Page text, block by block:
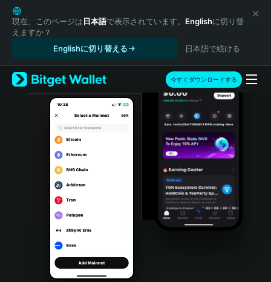
English
日本語
Tiếng Việt
Español (Latinoamérica)
Türkçe
Italiano
Português (Portugal)
Bahasa Indonesia
Português (Brasil)
Español (Argentina)
現在、このページは日本語で表示されています。 Englishに切り替
えますか？
Englishに切り替える
日本語で続ける
今すぐダウンロードする